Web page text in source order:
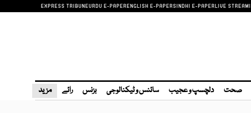
EXPRESS TRIBUNEURDU E-PAPERENGLISH E-PAPERSINDHI E-PAPERLIVE
صحت دلچسپ و عجیب سائنس و ٹیکنالوجی بزنس رائے مزید